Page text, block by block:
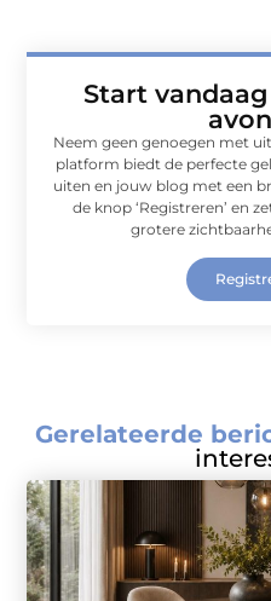
Start
Neem geen genoegen met
platform biedt de perfecte
uiten en jouw blog met een
de knop ‘Registreren’ en
grotere
Gerelateerde